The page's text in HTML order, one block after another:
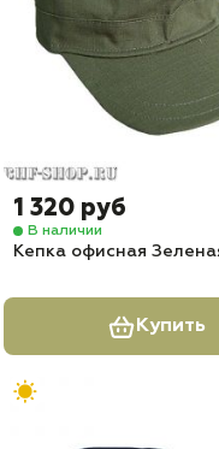
1 320 руб
В наличии
Кепка офисная
Купить